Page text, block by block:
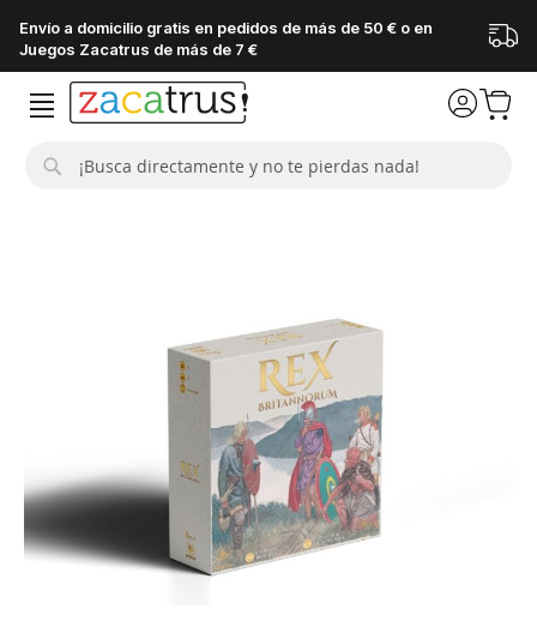
Envío a domicilio gratis en pedidos de más de 50 € o en
Juegos Zacatrus de más de 7 €